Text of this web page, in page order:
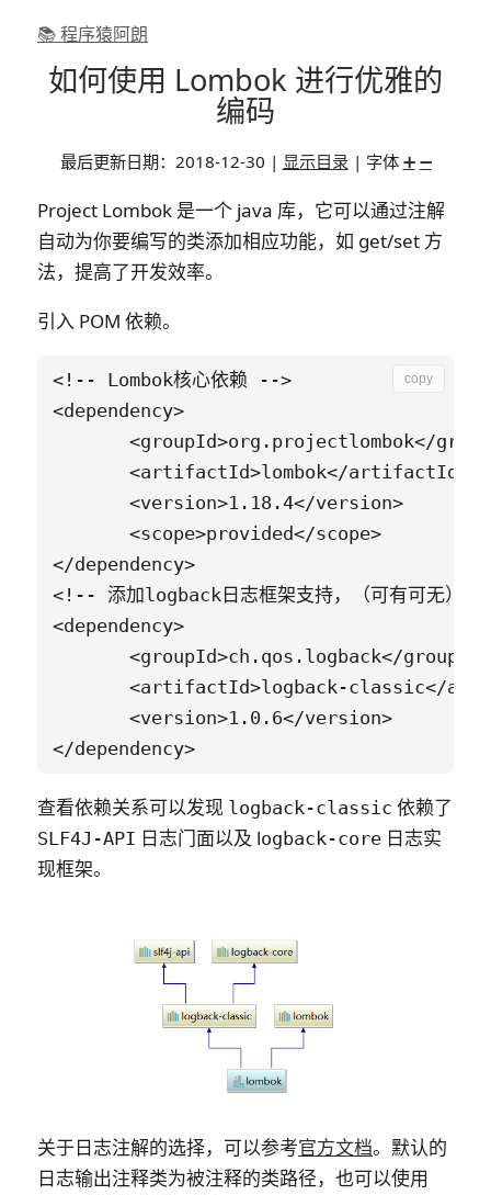
📚 程序猿阿朗
如何使用 Lombok 进行优雅的
编码
最后更新日期： 2018-12-30 | 显示目录| 字体 ➕ ➖
Project Lombok 是一个 java 库，它可以通过注解
自动为你要编写的类添加相应功能，如 get/set 方
法，提高了开发效率。
引入 POM 依赖。
<!-- Lombok核心依赖 -->
<dependency>
<groupId>org.projectlombok</
       <artifactId>lombok</artifactId>
       <version>1.18.4</version>
       <scope>provided</scope>
</dependency>
<!-- 添加logback日志框架支持，（可有可无）
<dependency>
       <groupId>ch.qos.logback</groupId>
<artifactId>logback-classic</
       <version>1.0.6</version>
</dependency>
copy
查看依赖关系可以发现 logback-classic 依赖了
SLF4J-API 日志门面以及 logback-core 日志实
现框架。
关于日志注解的选择，可以参考官方文档。默认的
日志输出注释类为被注释的类路径，也可以使用